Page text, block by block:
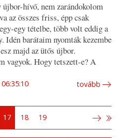
hívő, nem zarándokolom
az összes friss, épp csak
egy tételbe, több volt eddig a
Idén barátaim nyomták kezembe
majd az ütős újbor.
vagyok. Hogy tetszett-e? A
tovább
17 18 19